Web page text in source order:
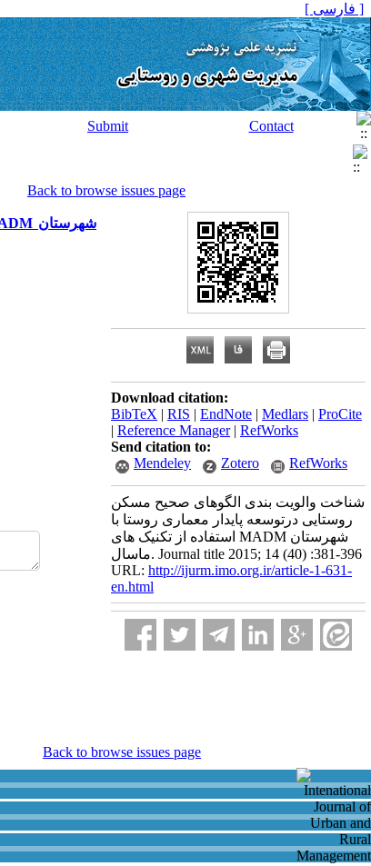
[ فارسی ]
Submit Contact
Back to browse issues page
Download citation:
BibTeX | RIS | EndNote | Medlars | ProCite
| Reference Manager| RefWorks
Send citation to:
Mendeley
Zotero RefWorks
شناخت والویت بندی الگوهای صحیح مسکن
روستایی درتوسعه پایدار معماری روستا با
استفاده از تکنیک های MADM شهرستان
ماسال. Journal title 2015; 14 (40) :381-396
URL: http://ijurm.imo.org.ir/article-1-631-
en.html
Back to browse issues page